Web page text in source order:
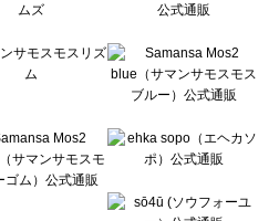
）のその他シューズ一覧
他シューズ一覧
のその他シューズ一覧
シューズ一覧